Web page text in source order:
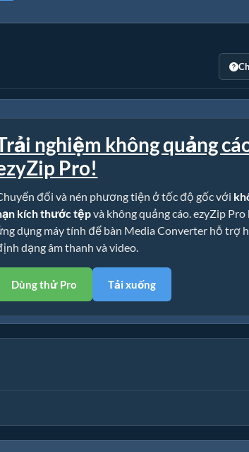
nghiệm không quảng
Pro!
đổi và nén phương tiện ở tốc độ gốc với
kích thước tệpvà không quảng cáo. ezyZip Pro
dụng máy tính để bàn Media Converter hỗ trợ
dạng âm thanh và video.
Dùng thử Pro Tải xuống